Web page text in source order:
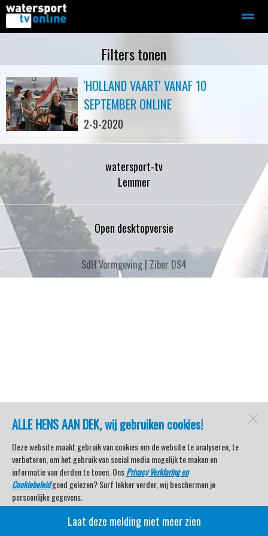
Motorboot-sloep Adverteren
Home
ALLE HENS AAN DEK, wij gebruiken cookies!
Deze website maakt gebruik van cookies om de website te analyseren, te
verbeteren, om het gebruik van social media mogelijk te maken en
informatie van derden te tonen. OnsPrivacy Verklaring en
Cookiebeleidgoed gelezen? Surf lekker verder, wij beschermen je
persoonlijke gegevens.
Veel kijkplezier met Watersport TV Beleving & Nieuws!
Laat deze melding niet meer zien
Filters tonen
'HOLLAND VAART' VANAF 10
SEPTEMBER ONLINE
2-9-2020
watersport-tv
Lemmer
Open desktopversie
SdH Vormgeving | Ziber DS4